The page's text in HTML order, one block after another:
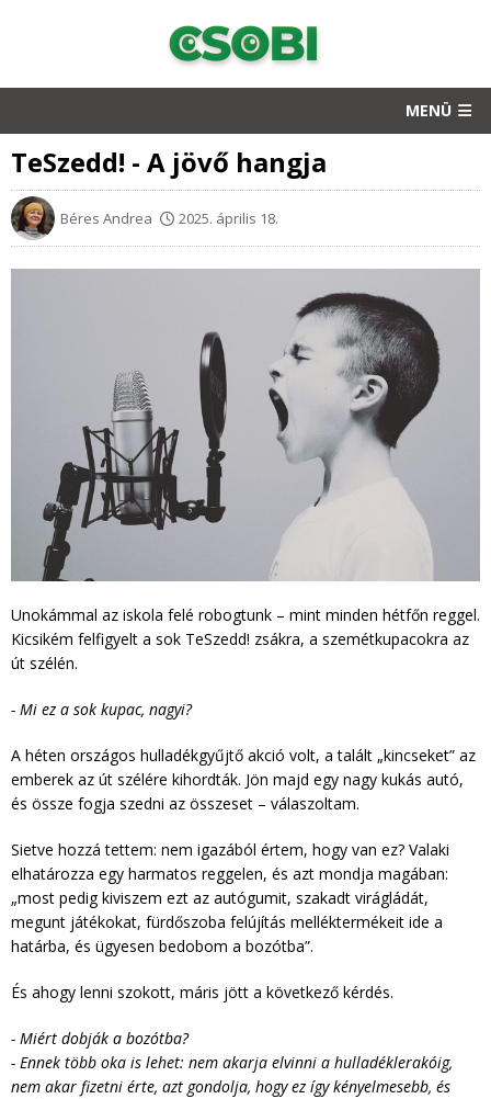
MENÜ
TeSzedd! - A jövő hangja
Béres Andrea 2025. április 18.
Unokámmal az iskola felé robogtunk – mint minden hétfőn reggel.
Kicsikém felfigyelt a sok TeSzedd! zsákra, a szemétkupacokra az
út szélén.
- Mi ez a sok kupac, nagyi?
A héten országos hulladékgyűjtő akció volt, a talált „kincseket” az
emberek az út szélére kihordták. Jön majd egy nagy kukás autó,
és össze fogja szedni az összeset – válaszoltam.
Sietve hozzá tettem: nem igazából értem, hogy van ez? Valaki
elhatározza egy harmatos reggelen, és azt mondja magában:
„most pedig kiviszem ezt az autógumit, szakadt virágládát,
megunt játékokat, fürdőszoba felújítás melléktermékeit ide a
határba, és ügyesen bedobom a bozótba”.
És ahogy lenni szokott, máris jött a következő kérdés.
- Miért dobják a bozótba?
- Ennek több oka is lehet: nem akarja elvinni a hulladéklerakóig,
nem akar fizetni érte, azt gondolja, hogy ez így kényelmesebb, és